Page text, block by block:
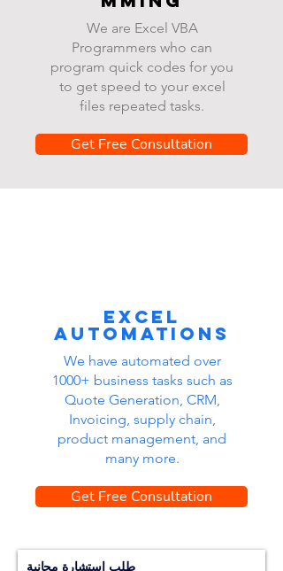
We are Excel VBA
Programmers who can
program quick codes for you
to get speed to your excel
files repeated tasks.
Get Free Consultation
Excel
automations
We have automated over
1000+ business tasks such as
Quote Generation, CRM,
Invoicing, supply chain,
product management, and
many more.
Get Free Consultation
طلب استشارة مجانية